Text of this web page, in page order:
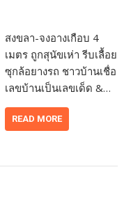
สงขลา-จงอางเกือบ 4
เมตร ถูกสุนัขเห่า รีบเลื้อย
ซุกล้อยางรถ ชาวบ้านเชื่อ
เลขบ้านเป็นเลขเด็ด &…
READ MORE